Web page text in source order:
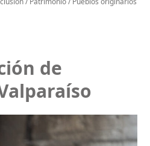
de